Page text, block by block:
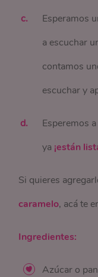
Esperamos
a escuchar
contamos
escuchar y
Esperemos
ya ¡están
Si quieres
caramelo, acá te
Ingredientes:
Azúcar o